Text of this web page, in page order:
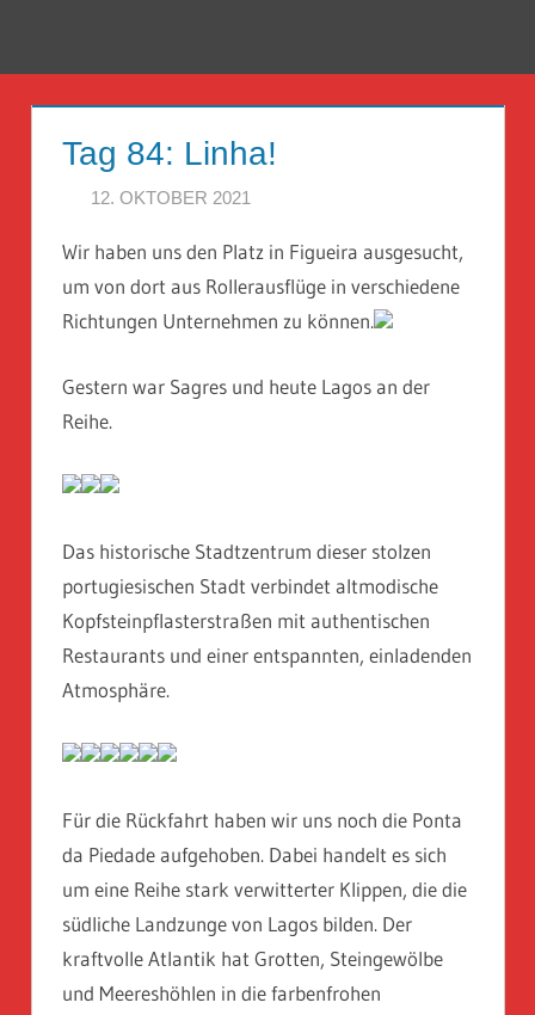
Guckloch
Geheimrat
auf
Tag 84: Linha!
12. OKTOBER 2021
Wir haben uns den Platz in Figueira ausgesucht,
um von dort aus Rollerausflüge in verschiedene
Richtungen Unternehmen zu können.
Gestern war Sagres und heute Lagos an der
Reihe.
Das historische Stadtzentrum dieser stolzen
portugiesischen Stadt verbindet altmodische
Kopfsteinpflasterstraßen mit authentischen
Restaurants und einer entspannten, einladenden
Atmosphäre.
Für die Rückfahrt haben wir uns noch die Ponta
da Piedade aufgehoben. Dabei handelt es sich
um eine Reihe stark verwitterter Klippen, die die
südliche Landzunge von Lagos bilden. Der
kraftvolle Atlantik hat Grotten, Steingewölbe
und Meereshöhlen in die farbenfrohen